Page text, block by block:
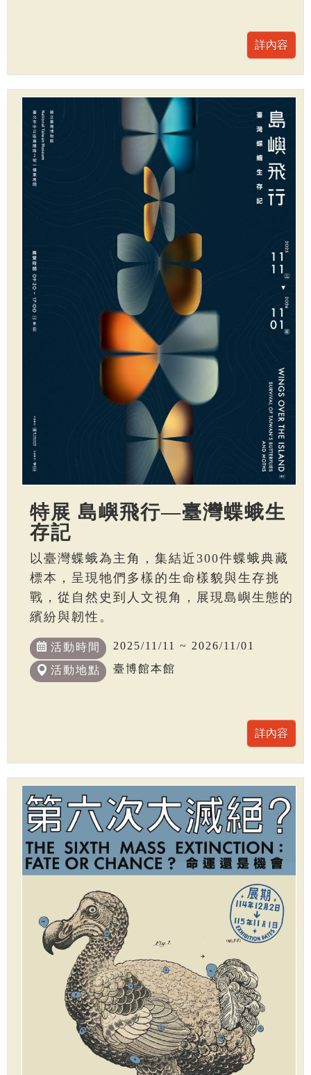
特展 島嶼飛行—臺灣蝶蛾生
存記
以臺灣蝶蛾為主角，集結近300件蝶蛾典藏
標本，呈現牠們多樣的生命樣貌與生存挑
戰，從自然史到人文視角，展現島嶼生態的
繽紛與韌性。
活動時間 2025/11/11 ~ 2026/11/01
活動地點 臺博館本館